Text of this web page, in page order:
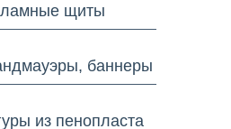
щиты
баннеры
из пенопласта